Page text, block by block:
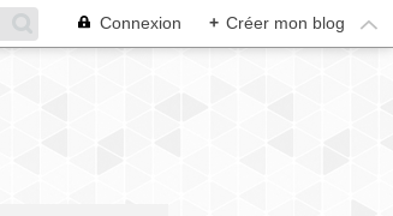
Connexion + Créer mon blog